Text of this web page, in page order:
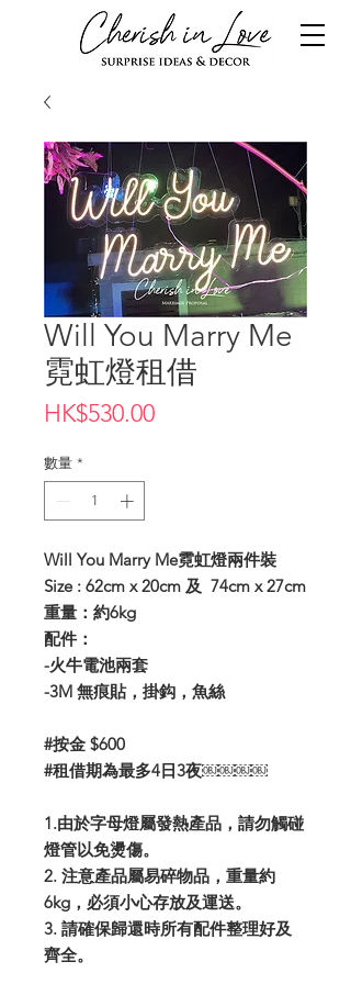
Will You Marry Me
霓虹燈租借
HK$530.00價
數量 *
Will You Marry Me霓虹燈兩件裝
Size : 62cm x 20cm 及 74cm x 27cm
重量：約6kg
配件：
-火牛電池兩套
-3M 無痕貼，掛鈎，魚絲
#按金 $600
#租借期為最多4日3夜￼￼￼￼
1.由於字母燈屬發熱產品，請勿觸碰
燈管以免燙傷。
2. 注意產品屬易碎物品，重量約
6kg，必須小心存放及運送。
3. 請確保歸還時所有配件整理好及
齊全。